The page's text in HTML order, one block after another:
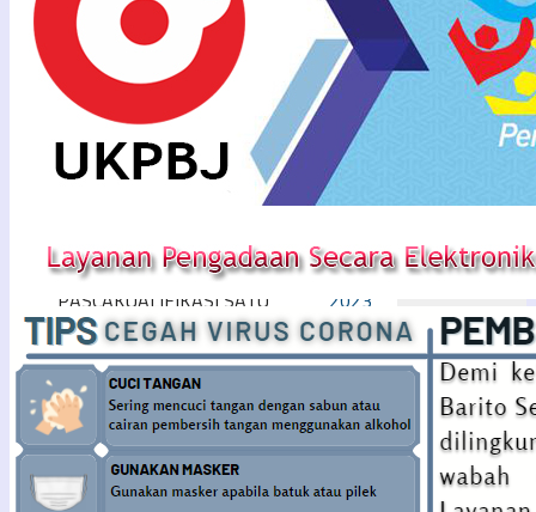
Arsip
Maret
2024
Februari
2024
Oktober
September
2023
Agustus
2023
2023
Juni
Mei
PENGUMUMAN TENDER
PEKERJAAN KONSTRUKSI
BADAN USAHA METODE
PASCAKUALIFIKASI SATU
FILE – HARGA TERENDAH
DENGAN SISTEM GUGUR
PEKERJAAN KONSTRUKSI
BADAN USAHA METODE
PASCAKUALIFIKASI SATU
FILE – HARGA TERENDAH
DENGAN SISTEM GUGUR
Berdasarkan Peraturan
Presiden Nomor 16 Tahun
2018 tentang ...
Next